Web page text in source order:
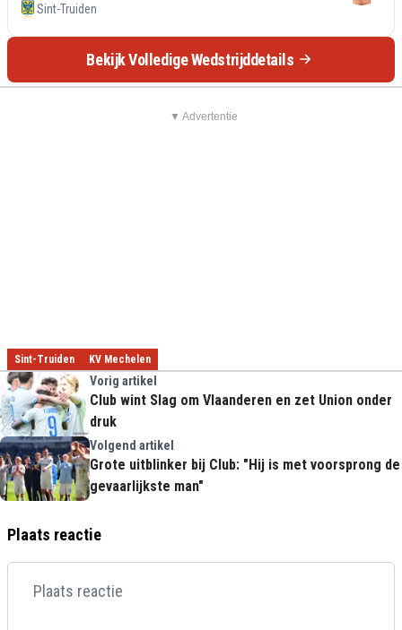
Sint-Truiden
Bekijk Volledige Wedstrijddetails
▼ Advertentie
Sint-Truiden KV Mechelen
Vorig artikel
Club wint Slag om Vlaanderen en zet Union onder
druk
Volgend artikel
Grote uitblinker bij Club: "Hij is met voorsprong de
gevaarlijkste man"
Plaats reactie